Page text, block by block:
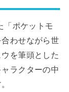
「ポケットモ
わせながら世
を筆頭とした
ラクターの中